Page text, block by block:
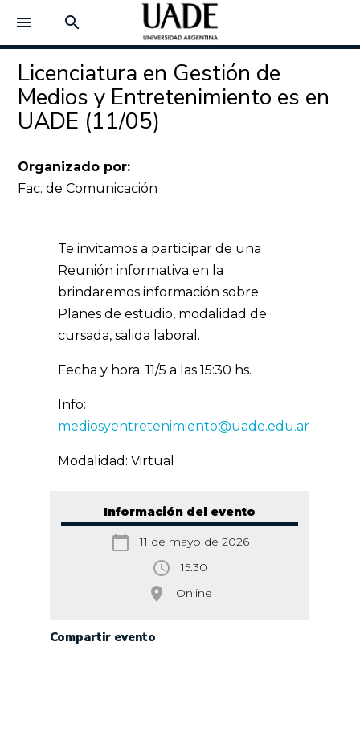
menu search
Licenciatura en Gestión de
Medios y Entretenimiento es en
UADE (11/05)
Organizado por:
Fac. de Comunicación
Información del evento
calendar_today 11 de mayo de 2026
access_time 15:30
room Online
Compartir evento
Te invitamos a participar de una
Reunión informativa en la
brindaremos información sobre
Planes de estudio, modalidad de
cursada, salida laboral.
Fecha y hora: 11/5 a las 15:30 hs.
Info:
mediosyentretenimiento@uade.edu.ar
Modalidad: Virtual